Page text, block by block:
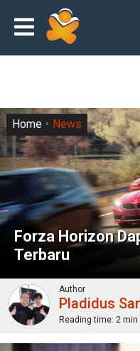
Forza Horizon
Terbaru
Home News
Author
Pladidus
Reading time: 2 min